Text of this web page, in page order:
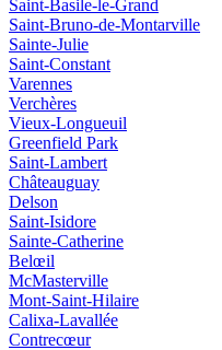
Saint-Basile-le-Grand
Saint-Bruno-de-Montarville
Sainte-Julie
Saint-Constant
Varennes
Verchères
Vieux‑Longueuil
Greenfield Park
Saint‑Lambert
Châteauguay
Delson
Saint‑Isidore
Sainte‑Catherine
Belœil
McMasterville
Mont‑Saint‑Hilaire
Calixa‑Lavallée
Contrecœur